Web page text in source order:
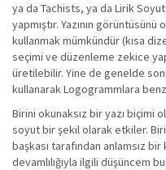
ya da Tachists, ya da Lirik
yapmıştır. Yazının
kullanmak mümkündür (kısa
seçimi ve düzenleme zekice
üretilebilir. Yine de genelde
kullanarak Logogrammlara
Birini okunaksız bir yazı biçimi
soyut bir şekil olarak etkiler. Biri
başkası tarafından anlamsız
devamlılığıyla ilgili düşüncem